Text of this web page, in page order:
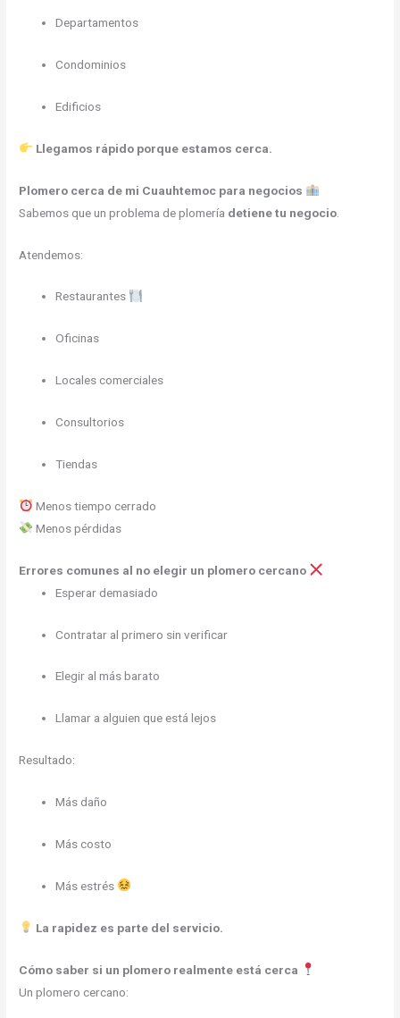
Departamentos
Condominios
Edificios
Llegamos rápido porque estamos cerca.
Plomero cerca de mi Cuauhtemoc para negocios
Sabemos que un problema de plomería detiene tu negocio
Atendemos:
Restaurantes
Oficinas
Locales comerciales
Consultorios
Tiendas
Menos tiempo cerrado
Menos pérdidas
Errores comunes al no elegir un plomero cercano
Esperar demasiado
Contratar al primero sin verificar
Elegir al más barato
Llamar a alguien que está lejos
Resultado:
Más daño
Más costo
Más estrés
La rapidez es parte del servicio.
Cómo saber si un plomero realmente está cerca
Un plomero cercano: